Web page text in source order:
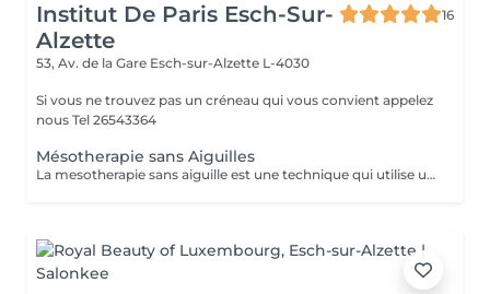
Institut De Paris Esch-Sur-
Alzette
16
53, Av. de la Gare Esch-sur-Alzette L-4030
Si vous ne trouvez pas un créneau qui vous convient appelez
nous Tel 26543364
Mésotherapie sans Aiguilles
La mesotherapie sans aiguille est une technique qui utilise un courant galvanique afin d'ouvrir les pores de la peau et y faire pénétrer le sérum plus en profondeur sans laisser de marques ou d'irritations